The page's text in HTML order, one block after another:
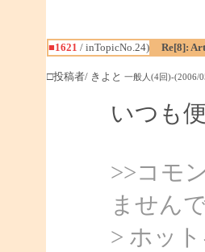
■1621 / inTopicNo.24) Re[8]:
□投稿者/ きよと 一般人(4回)-(2006/
いつも
>>コモ
ません
> ホッ